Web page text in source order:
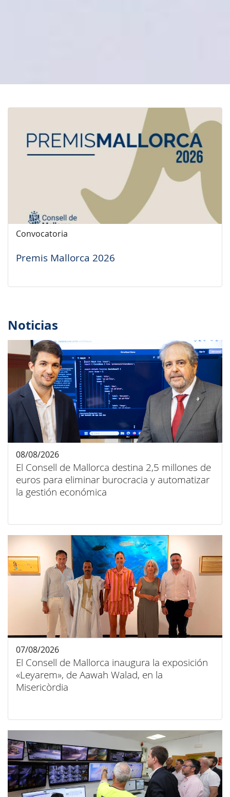
Convocatoria
Premis Mallorca 2026
Noticias
El Consell de Mallorca destina 2,5 millones de
euros para eliminar burocracia y automatizar
la gestión económica
08/08/2026
El Consell de Mallorca inaugura la exposición
«Leyarem», de Aawah Walad, en la
Misericòrdia
07/08/2026